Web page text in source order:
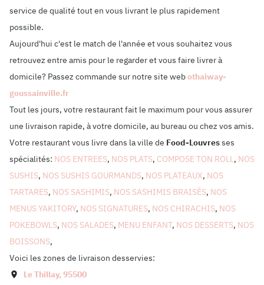
service de qualité tout en vous livrant le plus rapidement
possible.
Aujourd'hui c'est le match de l'année et vous souhaitez vous
retrouvez entre amis pour le regarder et vous faire livrer à
domicile? Passez commande sur notre site webothaiway-
goussainville.fr
Tout les jours, votre restaurant fait le maximum pour vous assurer
une livraison rapide, à votre domicile, au bureau ou chez vos amis.
Votre restaurant vous livre dans la ville de Food-Louvresses
spécialités: NOS ENTREES, NOS PLATS, COMPOSE TON ROLL, NOS
SUSHIS, NOS SUSHIS GOURMANDS, NOS PLATEAUX, NOS
TARTARES, NOS SASHIMIS, NOS SASHIMIS BRAISÉS, NOS
MENUS YAKITORY, NOS SIGNATURES, NOS CHIRACHIS, NOS
POKEBOWLS, NOS SALADES, MENU ENFANT, NOS DESSERTS, NOS
BOISSONS,
Voici les zones de livraison desservies:
Le Thillay,95500